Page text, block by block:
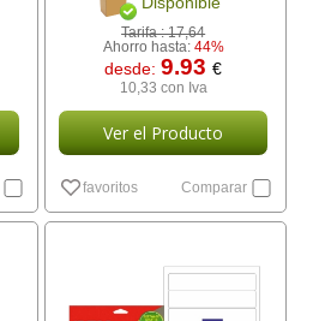
Tarifa :17,64
Ahorro hasta: 44%
desde:9.93€
10,33 con Iva
Ver el Producto
favoritos Comparar